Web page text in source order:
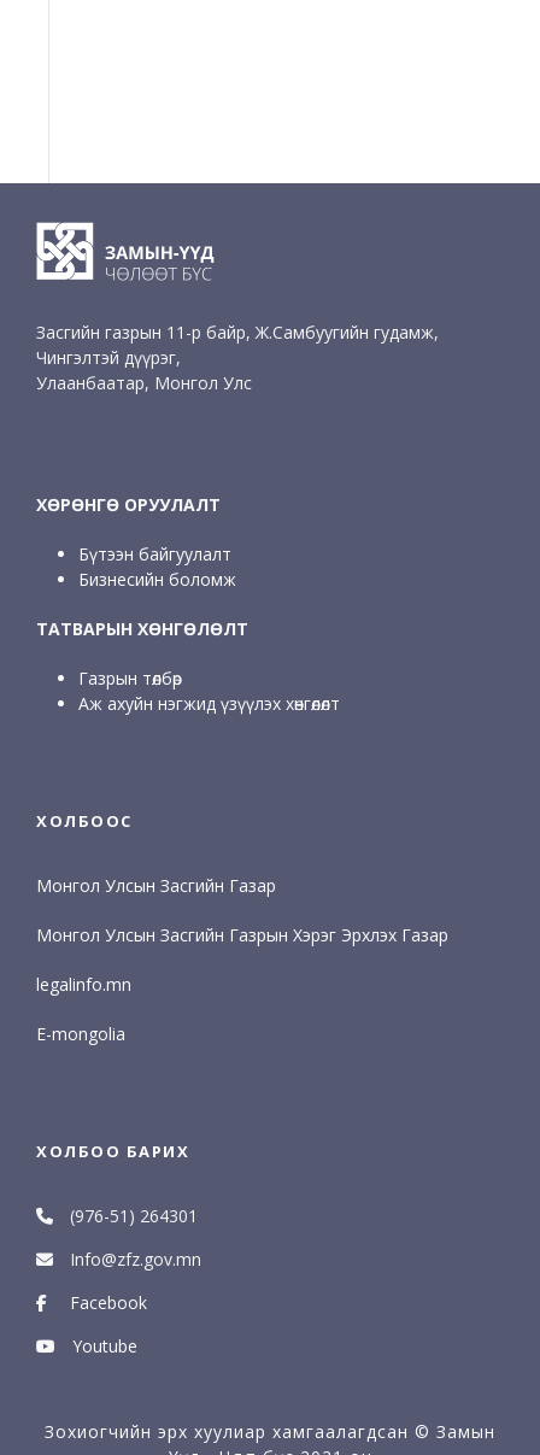
Засгийн газрын 11-р байр, Ж.Самбуугийн гудамж,
Чингэлтэй дүүрэг,
Улаанбаатар, Монгол Улс
ХӨРӨНГӨ ОРУУЛАЛТ
Бүтээн байгуулалт
Бизнесийн боломж
ТАТВАРЫН ХӨНГӨЛӨЛТ
Газрын төлбөр
Аж ахуйн нэгжид үзүүлэх хөнгөлөлт
ХОЛБООС
Монгол Улсын Засгийн Газар
Монгол Улсын Засгийн Газрын Хэрэг Эрхлэх Газар
legalinfo.mn
E-mongolia
ХОЛБОО БАРИХ
(976-51) 264301
Info@zfz.gov.mn
Facebook
Youtube
Зохиогчийн эрх хуулиар хамгаалагдсан © Замын